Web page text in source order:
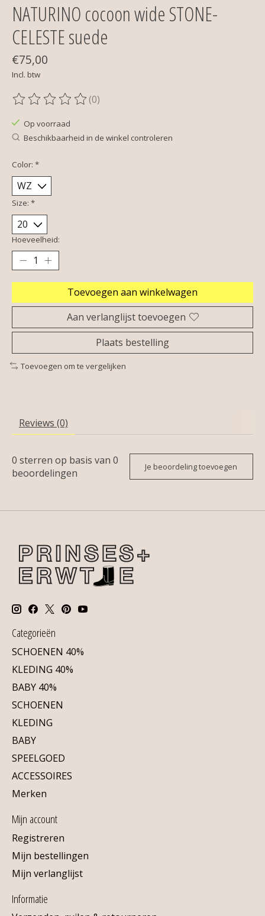
NATURINO cocoon wide STONE-
CELESTE suede
€75,00
Incl. btw
De beoordeling van dit product is
(0)
Op voorraad
Beschikbaarheid in de winkel controleren
Color: *
Size: *
Hoeveelheid:
Toevoegen aan winkelwagen
Aan verlanglijst toevoegen
Plaats bestelling
Toevoegen om te vergelijken
Reviews (0)
0 sterren op basis van 0
beoordelingen
Je beoordeling toevoegen
Categorieën
SCHOENEN 40%
KLEDING 40%
BABY 40%
SCHOENEN
KLEDING
BABY
SPEELGOED
ACCESSOIRES
Merken
Mijn account
Registreren
Mijn bestellingen
Mijn verlanglijst
Informatie